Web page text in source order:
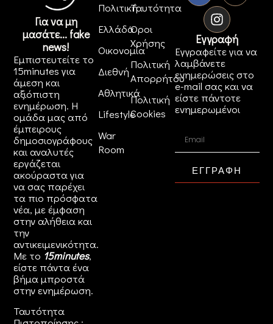
Για να μη
μασάτε... fake
news!
Εμπιστευτείτε το
15minutes για
άμεση και
αξιόπιστη
ενημέρωση. Η
ομάδα μας από
έμπειρους
δημοσιογράφους
και αναλυτές
εργάζεται
ακούραστα για
να σας παρέχει
τα πιο πρόσφατα
νέα, με έμφαση
στην αλήθεια και
την
αντικειμενικότητα.
Με το 15minutes,
είστε πάντα ένα
βήμα μπροστά
στηνενημέρωση.
Ταυτότητα
Πολιτική
Ελλάδα
Οικονομία
Διεθνή
Αθλητικά
Lifestyle
War
Room
Ταυτότητα
Όροι
Χρήσης
Πολιτική
Απορρήτου
Πολιτική
Cookies
Εγγραφή
Εγγραφείτε για να
λαμβάνετε
ενημερώσεις στο
e-mail σας και να
είστε πάντοτε
ενημερωμένοι
ΕΓΓΡΑΦΗ